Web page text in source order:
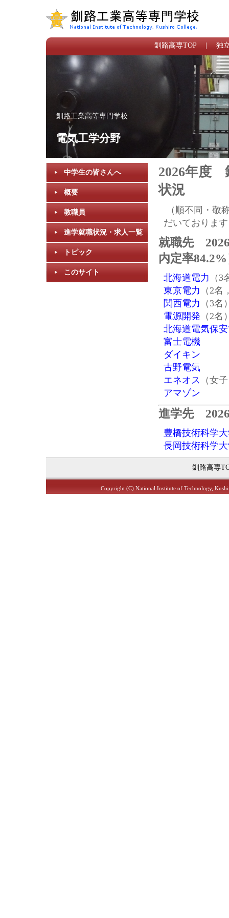
釧路高専TOP 独立
釧路工業高等専門学校
電気工学分野
中学生の皆さんへ
概要
教職員
進学就職状況・求人一覧
トピック
このサイト
2026年度
状況
（順不同・敬
だいておりま
就職先
内定率
北海道電力 （
東京電力 （2
関西電力 （3名
電源開発 （2名
北海道電気保
富士電機
ダイキン
古野電気
エネオス （女
アマゾン
進学先 2026
豊橋技術科学
長岡技術科学
釧路高専
Copyright (C) National Institute of Technology,